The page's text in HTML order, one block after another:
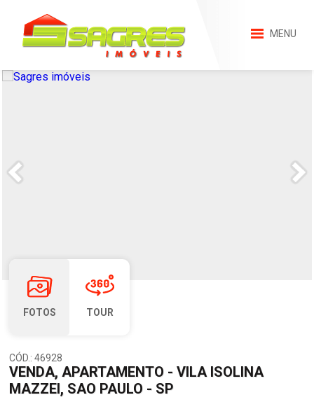
MENU
FOTOS TOUR
CÓD.: 46928
VENDA, APARTAMENTO - VILA ISOLINA
MAZZEI, SAO PAULO - SP